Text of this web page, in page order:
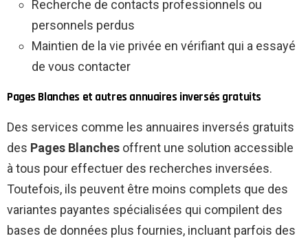
Recherche de contacts professionnels ou
personnels perdus
Maintien de la vie privée en vérifiant qui a essayé
de vous contacter
Pages Blanches et autres annuaires inversés gratuits
Des services comme les annuaires inversés gratuits
des Pages Blanches offrent une solution accessible
à tous pour effectuer des recherches inversées.
Toutefois, ils peuvent être moins complets que des
variantes payantes spécialisées qui compilent des
bases de données plus fournies, incluant parfois des